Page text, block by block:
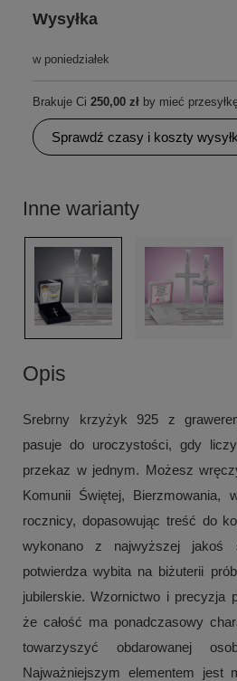
Wysyłka
w poniedziałek
Brakuje Ci 250,00 zł by mieć
Sprawdź czasy i koszty
Inne warianty
Opis
Srebrny krzyżyk 925 z
pasuje do uroczystości, gdy
przekaz w jednym. Możesz
Komunii Świętej, Bierzmowania,
rocznicy, dopasowując treść do
wykonano z najwyższej
potwierdza wybita na biżuterii
jubilerskie. Wzornictwo i precyzja
że całość ma ponadczasowy
towarzyszyć obdarowanej
Najważniejszym elementem jest